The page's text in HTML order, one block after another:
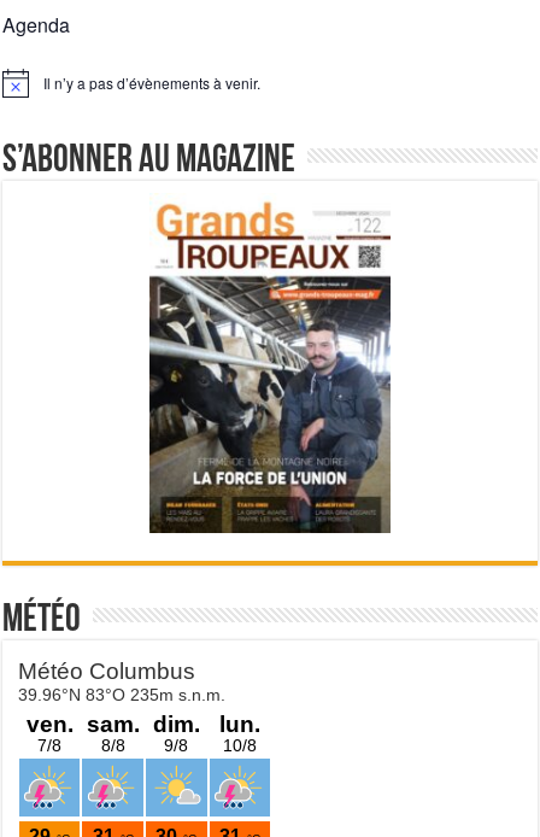
Agenda
Notice Il n’y a pas d’évènements à venir.
S’abonner au magazine
Météo